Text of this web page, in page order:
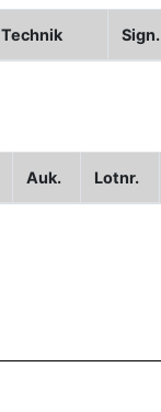
Technik Sign.
Auk. Lotnr.